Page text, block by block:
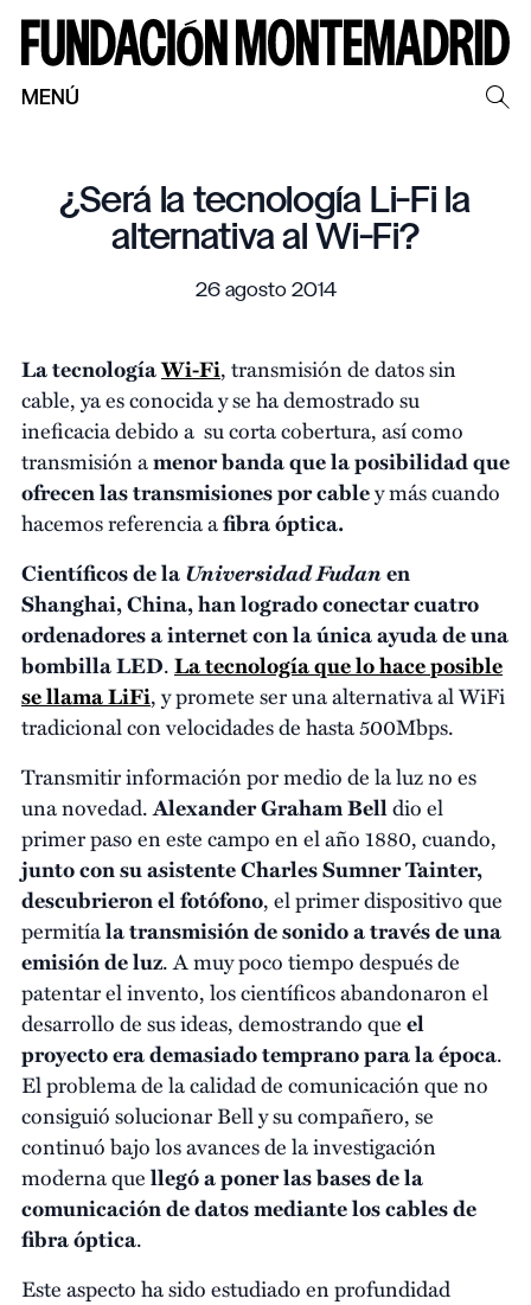
MENÚ
¿Será la tecnología Li-Fi la
alternativa al Wi-Fi?
26 agosto 2014
La tecnologíaWi-Fi, transmisión de datos sin
cable, ya es conocida y se ha demostrado su
ineficacia debido a su corta cobertura, así como
transmisión amenor banda que la posibilidad que
ofrecen las transmisiones por cabley más cuando
hacemos referencia afibra óptica.
Científicos de laUniversidad Fudanen
Shanghai, China, han logrado conectar cuatro
ordenadores a internet con la única ayuda de una
bombilla LED.La tecnología que lo hace posible
se llama LiFi, y promete ser una alternativa al WiFi
tradicional con velocidades de hasta 500Mbps.
Transmitir información por medio de la luz no es
una novedad.Alexander Graham Belldio el
primer paso en este campo en el año 1880, cuando,
junto con su asistente Charles Sumner Tainter,
descubrieronel fotófono, el primer dispositivo que
permitíala transmisión de sonido a través de una
emisión de luz. A muy poco tiempo después de
patentar el invento, los científicos abandonaron el
desarrollo de sus ideas, demostrando queel
proyecto era demasiado temprano para la época.
El problema de la calidad de comunicación que no
consiguió solucionar Bell y su compañero, se
continuó bajo los avances de la investigación
moderna quellegó a poner las bases de la
comunicación de datos mediante los cables de
fibra óptica.
Este aspecto ha sido estudiado en profundidad